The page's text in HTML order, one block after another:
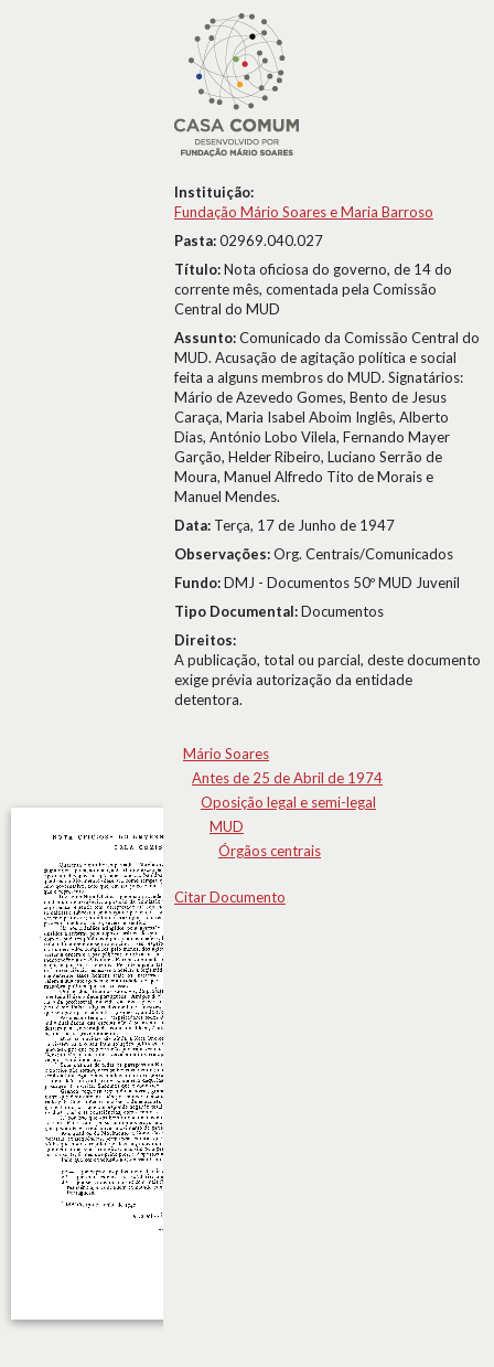
Instituição:
Fundação Mário Soares e Maria Barroso
Pasta:02969.040.027
Título:Nota oficiosa do governo, de 14 do
corrente mês, comentada pela Comissão
Central do MUD
Assunto:Comunicado da Comissão Central do
MUD. Acusação de agitação política e social
feita a alguns membros do MUD. Signatários:
Mário de Azevedo Gomes, Bento de Jesus
Caraça, Maria Isabel Aboim Inglês, Alberto
Dias, António Lobo Vilela, Fernando Mayer
Garção, Helder Ribeiro, Luciano Serrão de
Moura, Manuel Alfredo Tito de Morais e
Manuel Mendes.
Data: Terça, 17 de Junho de 1947
Observações:Org. Centrais/Comunicados
Fundo:DMJ - Documentos 50º MUD Juvenil
Tipo Documental:Documentos
Direitos:
A publicação, total ou parcial, deste documento
exige prévia autorização da entidade
detentora.
Mário Soares
Antes de 25 de Abril de 1974
Oposição legal e semi-legal
MUD
Órgãos centrais
Citar Documento